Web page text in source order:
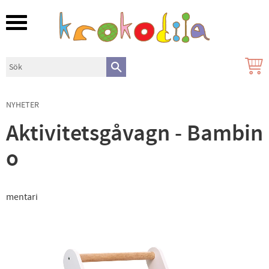
Meny
NYHETER
Aktivitetsgåvagn - Bambin
o
mentari